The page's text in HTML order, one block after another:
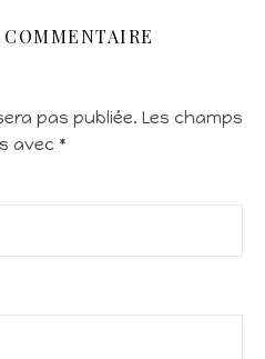
pas publiée. Les champs
avec *